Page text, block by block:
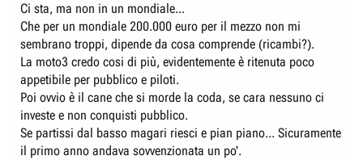
Questi i 6 doppi appuntamenti, nell'ambito del mondiale Moto GP
Austin, Stati Uniti (27-29 marzo 2026).
Mugello, Italia (29-31 maggio 2026)
Assen, Paesi Bassi (26-28 giugno 2026)
Silverstone, Regno Unito (7-9 agosto 2026)
Aragona, Spagna (28-30 agosto 2026)
Ci sta, ma non in un mondiale...
Che per un mondiale 200.000 euro per il mezzo non mi
sembrano troppi, dipende da cosa comprende (ricambi?).
La moto3 credo cosi di più, evidentemente è ritenuta poco
appetibile per pubblico e piloti.
Poi ovvio è il cane che si morde la coda, se cara nessuno ci
investe e non conquisti pubblico.
Se partissi dal basso magari riesci e pian piano... Sicuramente
il primo anno andava sovvenzionata un po'.